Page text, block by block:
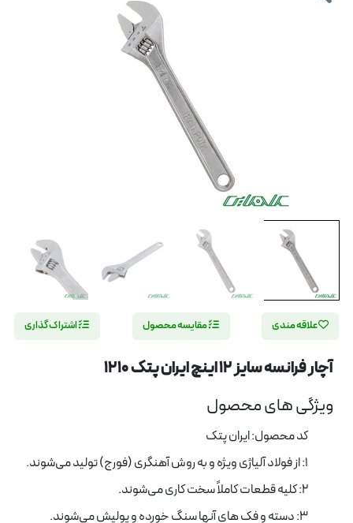
علاقه مندی مقایسه محصول اشتراک گذاری
آچار فرانسه سایز 12 اینچ ایران پتک 1210
ویژگی های محصول
کد محصول: ایران پتک
1: از فولاد آلیاژی ویژه و به روش آهنگری (فورج) تولید می‌شوند.
2: کلیه قطعات کاملاً سخت کاری می‌شوند.
3: دسته و فک های آنها سنگ خورده و پولیش می‌شوند.